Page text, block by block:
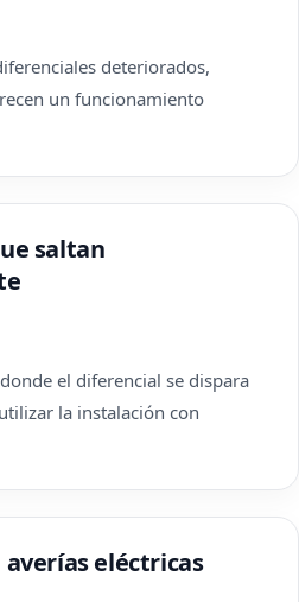
deteriorados,
un funcionamiento
saltan
el diferencial se dispara
la instalación con
averías eléctricas